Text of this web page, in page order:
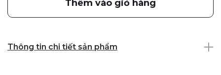
Thêm vào giỏ hàng
Thông tin chi tiết sản phẩm